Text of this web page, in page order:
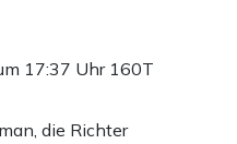
17:37 Uhr 160T
die Richter